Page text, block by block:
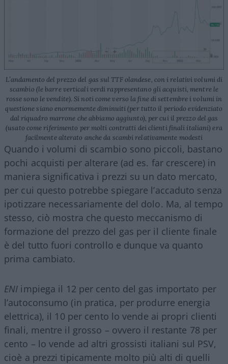
L’andamento del prezzo del gas sul TTF olandese, con i relativi volumi di
scambio (le barre verticali verdi rappresentano gli acquisti, mentre le
rosse sono le vendite). Si noti come verso la fine di settembre i volumi in
questione siano enormemente diminuiti (per tutto il periodo evidenziato
dal riquadro marrone che abbiamo aggiunto), per cui il prezzo del gas
(usato come riferimento per molti contratti dei clienti finali italiani) era
facilmente alterato anche da scambi relativamente modesti
Quando i volumi di scambio sono piccoli, bastano
pochi acquisti per alterare (ad es. far crescere) in
maniera significativa i prezzi su un dato mercato,
per cui questo potrebbe spiegare l’accaduto senza
ipotizzare necessariamente del dolo. Ma, al tempo
stesso, ciò mostra che questo meccanismo di
formazione del prezzo del gas per il cliente finale
è del tutto fuori controllo e dunque va quanto
prima cambiato.
ENI impiega il 12 per cento del gas importato per
l’autoconsumo (in pratica, per produrre energia
elettrica), il 10 per cento lo vende ai propri clienti
finali, mentre il grosso – ovvero il restante 78 per
cento – lo vende ad altri grossisti italiani sul PSV,
cioè a prezzi tipicamente molto più alti di quelli